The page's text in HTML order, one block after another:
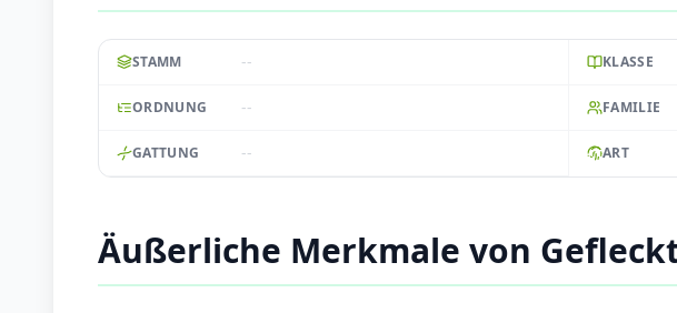
STAMM -- KLASSE
ORDNUNG -- FAMILIE
GATTUNG -- ART
Äußerliche Merkmale von